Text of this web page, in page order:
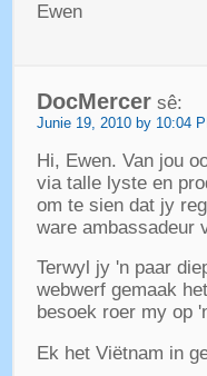
Ewen
DocMercer sê:
Junie 19, 2010 by 10:04
Hi, Ewen. Van jou
via talle lyste en
om te sien dat jy
ware ambassadeur
Terwyl jy 'n paar
webwerf gemaak
besoek roer my op
Ek het Viëtnam in